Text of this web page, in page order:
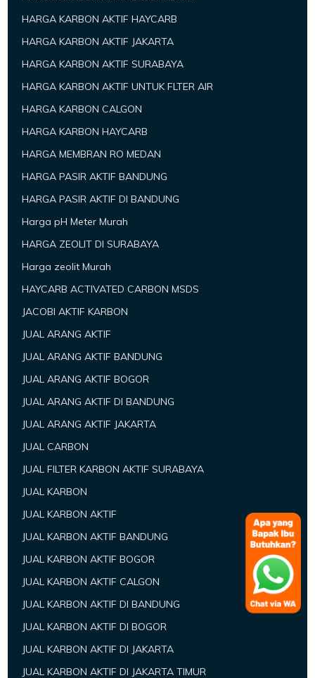
HARGA KARBON AKTIF HAYCARB
HARGA KARBON AKTIF JAKARTA
HARGA KARBON AKTIF SURABAYA
HARGA KARBON AKTIF UNTUK FLTER AIR
HARGA KARBON CALGON
HARGA KARBON HAYCARB
HARGA MEMBRAN RO MEDAN
HARGA PASIR AKTIF BANDUNG
HARGA PASIR AKTIF DI BANDUNG
Harga pH Meter Murah
HARGA ZEOLIT DI SURABAYA
Harga zeolit Murah
HAYCARB ACTIVATED CARBON MSDS
JACOBI AKTIF KARBON
JUAL ARANG AKTIF
JUAL ARANG AKTIF BANDUNG
JUAL ARANG AKTIF BOGOR
JUAL ARANG AKTIF DI BANDUNG
JUAL ARANG AKTIF JAKARTA
JUAL CARBON
JUAL FILTER KARBON AKTIF SURABAYA
JUAL KARBON
JUAL KARBON AKTIF
JUAL KARBON AKTIF BANDUNG
JUAL KARBON AKTIF BOGOR
JUAL KARBON AKTIF CALGON
JUAL KARBON AKTIF DI BANDUNG
JUAL KARBON AKTIF DI BOGOR
JUAL KARBON AKTIF DI JAKARTA
JUAL KARBON AKTIF DI JAKARTA TIMUR